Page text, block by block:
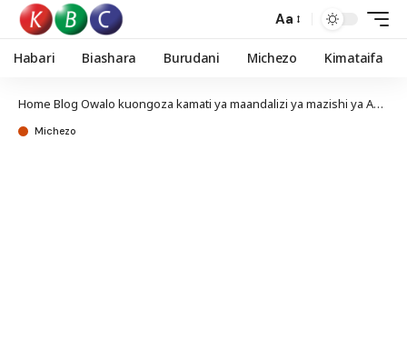
Aa
Habari Biashara Burudani Michezo Kimataifa
Home Blog Owalo kuongoza kamati ya maandalizi ya mazishi ya Austin Oduor
Michezo